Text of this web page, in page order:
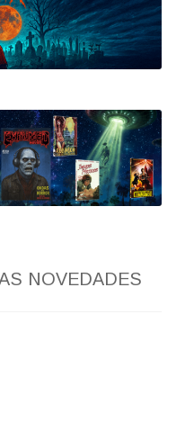
NOVEDADES